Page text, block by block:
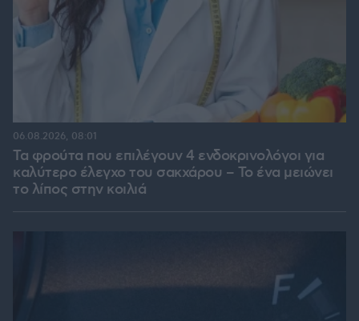
Τα φρούτα που επιλέγουν 4 ενδοκρινολόγοι για
καλύτερο έλεγχο του σακχάρου – Το ένα μειώνει
το λίπος στην κοιλιά
06.08.2026, 08:01